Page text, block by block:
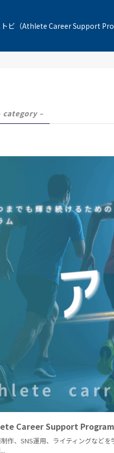
トビ（Athlete Career Support
category –
Career Support
作、SNS運用、ライティングなど